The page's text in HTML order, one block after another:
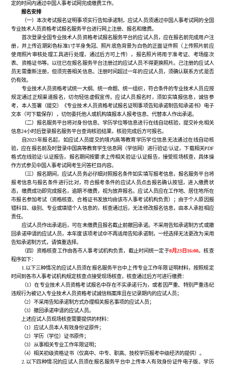
定的时间内通过中国人事考试网完成缴费工作。
报名安排
（一）本次考试报名证明事项实行告知承诺制，应试人员须通过中国人事考试网的全国
专业技术人员资格考试报名服务平台进行网上注册、报名和缴费。
首次登录全国专业技术人员资格考试报名服务平台的应试人员，应在报名前完成用户注
册，并上传近期彩色标准1寸半身免冠、照片底色背景为白色的正面证件照（上传照片前应
使用照片审核处理工具进行处理，通过后方可上传），报名照片将用于准考证、考场座次
表、资格证书等。以往已在报名服务平台注册过的应试人员不得更换照片。己注册的应试人
员无需重新注册，但须完善相关信息。注册时间超过一年的应试人员，须确认联系方式是否
仍有效。
专业技术人员资格考试统一大纲、统一命题、统一组织，符合条件的专业技术人员应按
规定通过正规渠道报名，切勿轻信虚假宣传。应试人员报名时，须如实填报信息，诚信参
考，本人签署（提交）《专业技术人员资格考试报名证明事项告知承诺制告知承诺书》电子
文本（可下载保存），切勿委托他人或机构填报本人报考信息、代替本人作出承诺。
（二）报名服务平台将对身份信息、学历学位等信息进行在线自动核验，提交补充相关
信息24小时后登录报名服务平台查询核验结果，核验完成后方可报名。
自2023年报名起，如应试人员提交的境内高等教育学历学位信息无法通过在线自动核
验，应在报名前及时登录中国高等教育学生信息网（学信网）进行验证/认证，下载相关PDF
格式在线验证/认证报告，报名期间按要求上传相关验证/认证报告，接受现场核查，具体操
作方式参见中国人事考试网考生问答栏目内容。
（三）报名期间，应试人员务必仔细对照报名条件如实填写报考信息，报名服务平台将
报考信息与报名条件进行比对，符合报考条件的应试人员点击报名确认按钮，进入缴费状
态，缴费成功即完成报名，逾期不缴费，视为放弃报名。应试人员应在工作地、居住地所在
市报名参加考试（资格核查、合格证书发放均由该市人事考试机构负责）；由于个人原因报
错科目、级别、专业或填错个人信息的，核查通过后，无法修改报名信息，由本人承担相应
责任。
应试人员作出承诺后，可在未缴费且报名截止前撤回承诺。不采用告知承诺制方式或撤
回承诺申请的应试人员，本年度该项考试中不再适用告知承诺制，一经选择无法更改为采用
告知承诺制方式，请慎重选择。
（四）资格核查工作由各市人事考试机构负责，截止时间统一定于8月23日16:00。核查
程序如下：
1.以下三种情况的应试人员须在报名服务平台中上传专业工作年限证明材料，按照规定
时间到各市人事考试机构规定核查点接受现场核查，核查通过后方可进行缴费：
（1）在专业技术人员资格考试报名中存在不实承诺行为，或者因严重、特别严重违纪
违规行为被记入专业技术人员资格考试诚信档案库且在记录期内的应试人员；
（2）不采用告知承诺制方式办理相关报名事项的应试人员；
（3）撤回承诺申请的应试人员。
上述应试人员现场核查需要提供的材料：
（1）应试人员本人有效身份证原件；
（2）学历（学位）证书原件；
（3）从事相关专业工作年限证明；
（4）相关初级资格证书（仅高中、中专、职高、技校学历报考中级经济的提供）。
2.以下四种情况的应试人员须在报名服务平台中上传本人有效身份证件电子版、学历